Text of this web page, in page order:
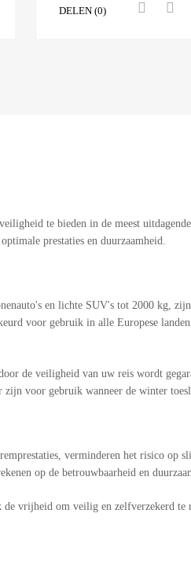
DELEN (0)
te bieden in de meest
prestaties en duurzaamheid.
en lichte SUV's tot 2000 kg,
voor gebruik in alle Europese
de veiligheid van uw reis wordt
voor gebruik wanneer de winter
verminderen het risico op
op de betrouwbaarheid en
vrijheid om veilig en zelfverzekerd te